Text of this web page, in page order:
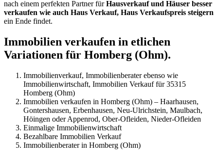
nach einem perfekten Partner fürHausverkauf und Häuser besser
verkaufen wie auch Haus Verkauf, Haus Verkaufspreis steigern
ein Ende findet.
Immobilien verkaufen in etlichen
Variationen für Homberg (Ohm).
Immobilienverkauf, Immobilienberater ebenso wie
Immobilienwirtschaft, Immobilien Verkauf für 35315
Homberg (Ohm)
Immobilien verkaufen in Homberg (Ohm) – Haarhausen,
Gontershausen, Erbenhausen, Neu-Ulrichstein, Maulbach,
Höingen oder Appenrod, Ober-Ofleiden, Nieder-Ofleiden
Einmalige Immobilienwirtschaft
Bezahlbare Immobilien Verkauf
Immobilienberater in Homberg (Ohm)